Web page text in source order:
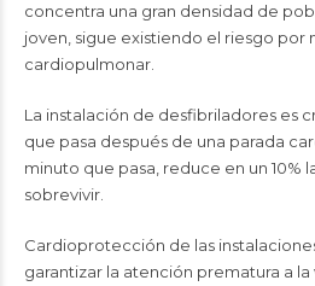
concentra una gran densidad de
joven, sigue existiendo el riesgo por
cardiopulmonar.
La instalación de desfibriladores es
que pasa después de una parada
minuto que pasa, reduce en un 10%
sobrevivir.
Cardioprotección de las
garantizar la atención prematura a